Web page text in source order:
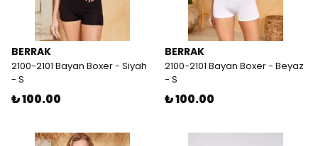
BERRAK
2100-2101 Bayan Boxer - Siyah
- S
₺ 100.00
BERRAK
2100-2101 Bayan Boxer - Beyaz
- S
₺ 100.00